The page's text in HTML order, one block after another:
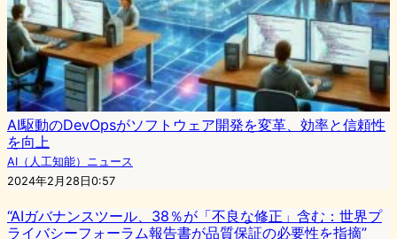
AI駆動のDevOpsがソフトウェア開発を変革、効率と信頼性
を向上
AI（人工知能）ニュース
2024年2月28日0:57
“AIガバナンスツール、38％が「不良な修正」含む：世界プ
ライバシーフォーラム報告書が品質保証の必要性を指摘”